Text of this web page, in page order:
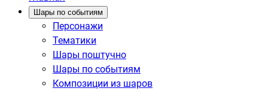
Шары по событиям
Персонажи
Тематики
Шары поштучно
Шары по событиям
Композиции из шаров